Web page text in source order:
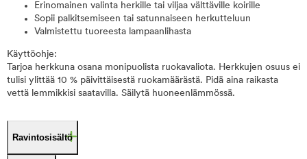
Erinomainen valinta herkille tai viljaa välttäville koirille
Sopii palkitsemiseen tai satunnaiseen herkutteluun
Valmistettu tuoreesta lampaanlihasta
Käyttöohje:
Tarjoa herkkuna osana monipuolista ruokavaliota. Herkkujen osuus ei
tulisi ylittää 10 % päivittäisestä ruokamäärästä. Pidä aina raikasta
vettä lemmikkisi saatavilla. Säilytä huoneenlämmössä.
Ravintosisältö